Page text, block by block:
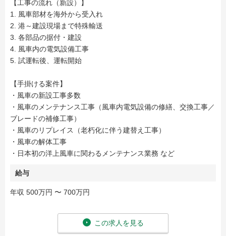
【工事の流れ（新設）】
1. 風車部材を海外から受入れ
2. 港～建設現場まで特殊輸送
3. 各部品の据付・建設
4. 風車内の電気設備工事
5. 試運転後、運転開始
【手掛ける案件】
・風車の新設工事多数
・風車のメンテナンス工事（風車内電気設備の修繕、交換工事／
ブレードの補修工事）
・風車のリプレイス（老朽化に伴う建替え工事）
・風車の解体工事
・日本初の洋上風車に関わるメンテナンス業務 など
給与
年収 500万円 〜 700万円
この求人を見る